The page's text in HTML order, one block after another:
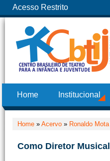
Acesso Restrito
Home Institucional
Home » Acervo » Ronaldo Mota
Como Diretor